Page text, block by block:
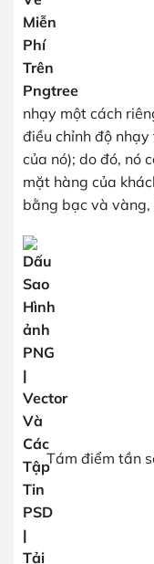
nhạy một cách
điều chỉnh độ
của nó); do đó, nó
mặt hàng của
bằng bạc và
Tám điểm tần